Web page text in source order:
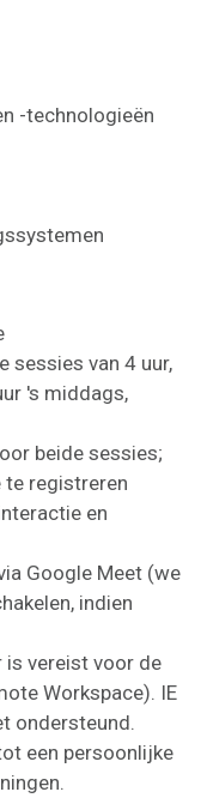
-technologieën
sessies van 4 uur,
's middags,
beide sessies;
te registreren
en
Google Meet (we
indien
is vereist voor de
Workspace). IE
ondersteund.
een persoonlijke